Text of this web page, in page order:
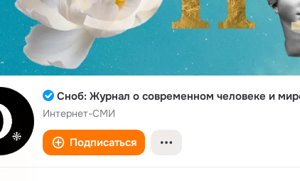
Сноб: Журнал о современном человеке и
Интернет-СМИ
Подписаться